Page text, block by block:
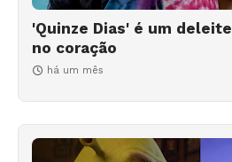
'Quinze Dias' é um
no coração
há um mês